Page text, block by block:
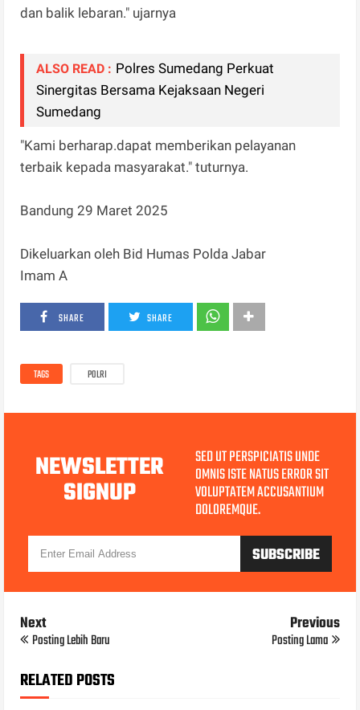
dan balik lebaran." ujarnya
ALSO READ : Polres Sumedang Perkuat
Sinergitas Bersama Kejaksaan Negeri
Sumedang
"Kami berharap.dapat memberikan pelayanan
terbaik kepada masyarakat." tuturnya.
Bandung 29 Maret 2025
Dikeluarkan oleh Bid Humas Polda Jabar
Imam A
SHARE SHARE
TAGS POLRI
NEWSLETTER
SIGNUP
SED UT PERSPICIATIS UNDE
OMNIS ISTE NATUS ERROR SIT
VOLUPTATEM ACCUSANTIUM
DOLOREMQUE.
Next
Posting Lebih Baru
Previous
Posting Lama
RELATED POSTS